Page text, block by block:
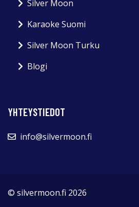
Silver Moon
Karaoke Suomi
Silver Moon Turku
Blogi
YHTEYSTIEDOT
info@silvermoon.fi
© silvermoon.fi 2026